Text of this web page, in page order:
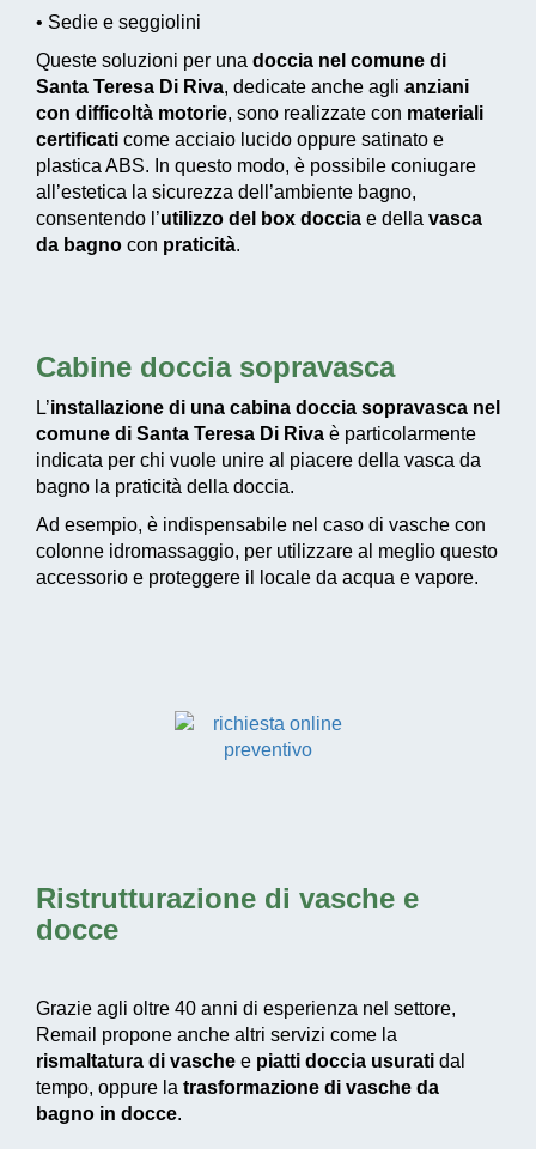
• Sedie e seggiolini
Queste soluzioni per una doccia nel comune di
Santa Teresa Di Riva, dedicate anche agli anziani
con difficoltà motorie, sono realizzate con materiali
certificati come acciaio lucido oppure satinato e
plastica ABS. In questo modo, è possibile coniugare
all’estetica la sicurezza dell’ambiente bagno,
consentendo l’utilizzo del box doccia e della vasca
da bagno con praticità.
Cabine doccia sopravasca
L’installazione di una cabina doccia sopravasca nel
comune di Santa Teresa Di Riva è particolarmente
indicata per chi vuole unire al piacere della vasca da
bagno la praticità della doccia.
Ad esempio, è indispensabile nel caso di vasche con
colonne idromassaggio, per utilizzare al meglio questo
accessorio e proteggere il locale da acqua e vapore.
Ristrutturazione di vasche e
docce
Grazie agli oltre 40 anni di esperienza nel settore,
Remail propone anche altri servizi come la
rismaltatura di vasche e piatti doccia usurati dal
tempo, oppure la trasformazione di vasche da
bagno in docce.